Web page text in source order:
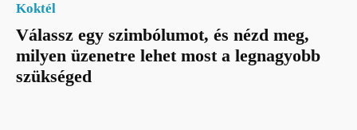
Koktél
Válassz egy szimbólumot, és nézd meg,
milyen üzenetre lehet most a legnagyobb
szükséged